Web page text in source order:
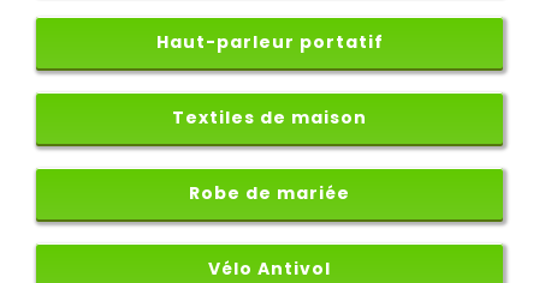
Haut-parleur portatif
Textiles de maison
Robe de mariée
Vélo Antivol